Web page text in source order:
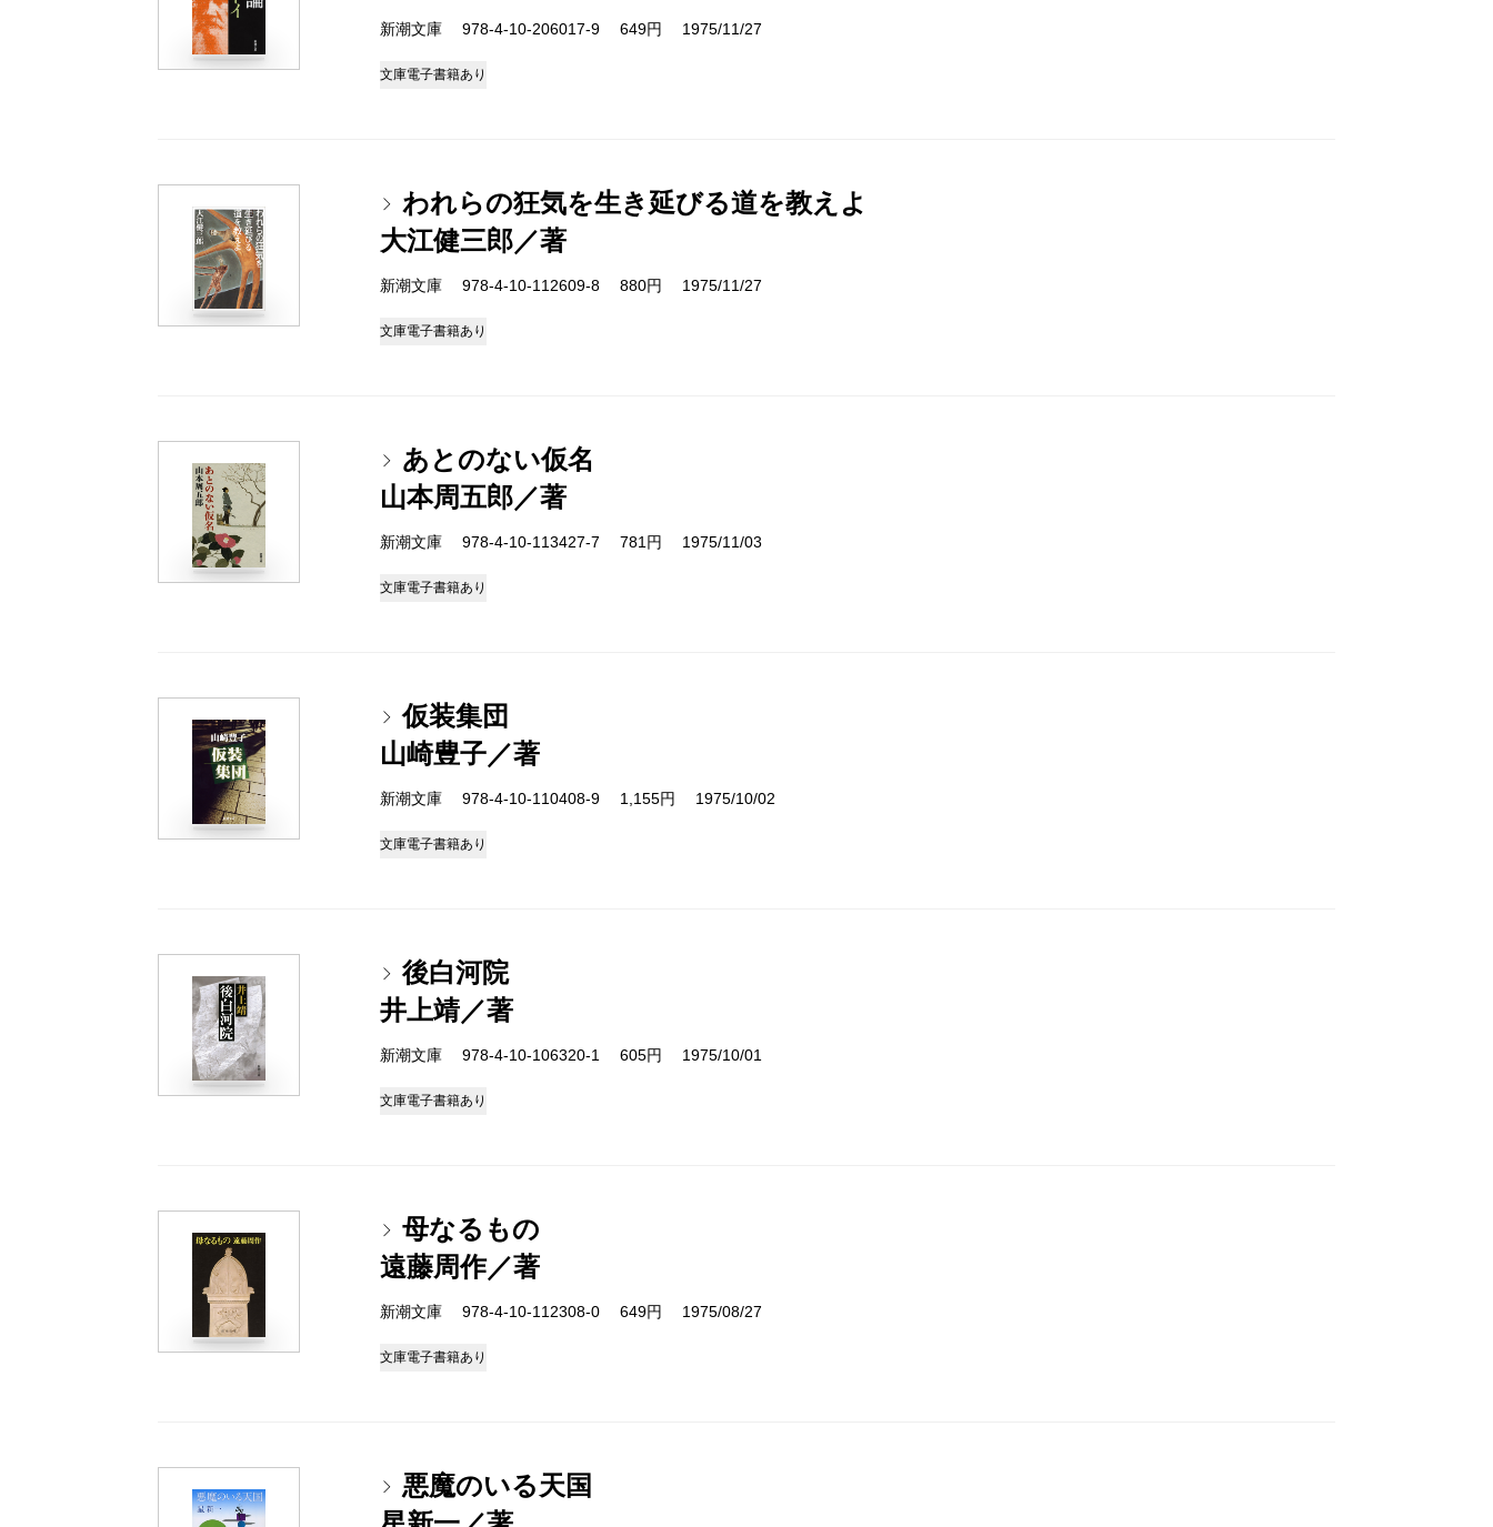
新潮文庫 978-4-10-206017-9 649円 1975/11/27
文庫電子書籍あり
われらの狂気を生き延びる道を教えよ
大江健三郎／著
新潮文庫 978-4-10-112609-8 880円 1975/11/27
文庫電子書籍あり
あとのない仮名
山本周五郎／著
新潮文庫 978-4-10-113427-7 781円 1975/11/03
文庫電子書籍あり
仮装集団
山崎豊子／著
新潮文庫 978-4-10-110408-9 1,155円 1975/10/02
文庫電子書籍あり
後白河院
井上靖／著
新潮文庫 978-4-10-106320-1 605円 1975/10/01
文庫電子書籍あり
母なるもの
遠藤周作／著
新潮文庫 978-4-10-112308-0 649円 1975/08/27
文庫電子書籍あり
悪魔のいる天国